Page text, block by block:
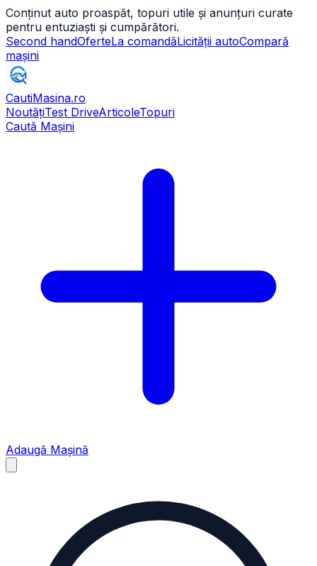
Conținut auto proaspăt, topuri utile și anunțuri curate
pentru entuziaști și cumpărători.
Second handOferteLa comandăLicității autoCompară
mașini
CautiMasina.ro
NoutățiTest DriveArticoleTopuri
Caută Mașini
Adaugă Mașină